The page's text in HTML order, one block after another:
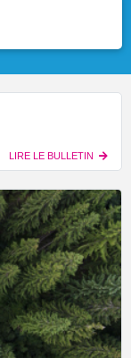
LIRE LE BULLETIN